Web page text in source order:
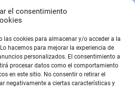
el consentimiento
las cookies para almacenar y/o acceder a la
hacemos para mejorar la experiencia de
personalizados. El consentimiento a
procesar datos como el comportamiento
en este sitio. No consentir o retirar el
negativamente a ciertas características y